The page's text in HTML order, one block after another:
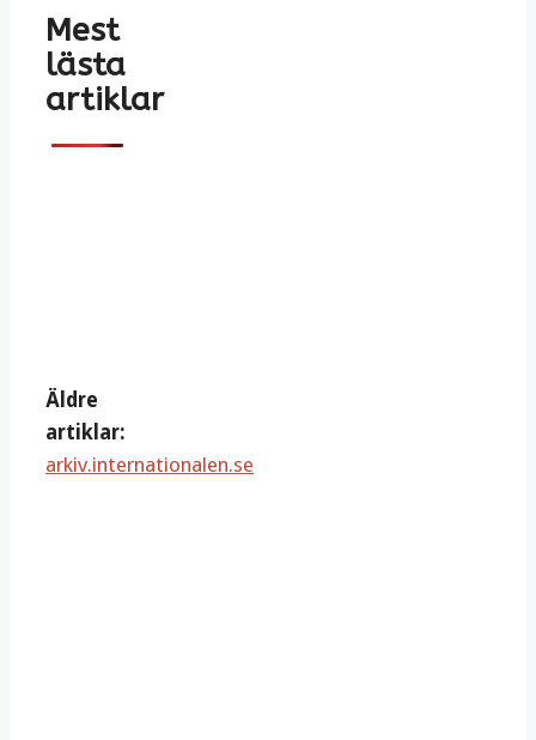
Mest
lästa
artiklar
Äldre
artiklar:
arkiv.internationalen.se